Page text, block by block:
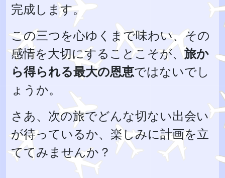
完成します。
この三つを心ゆくまで味わい、その
感情を大切にすることこそが、 旅か
ら得られる最大の恩恵ではないでし
ょうか。
さあ、次の旅でどんな切ない出会い
が待っているか、楽しみに計画を立
ててみませんか？